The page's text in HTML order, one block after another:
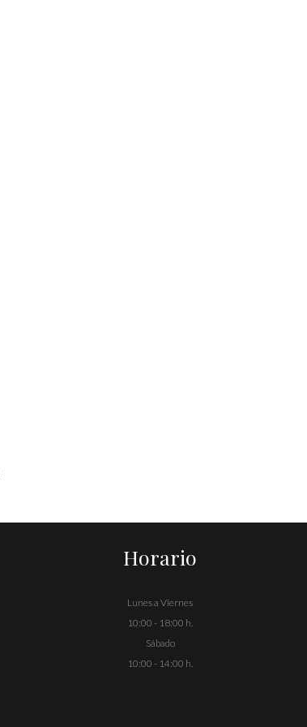
Horario
Lunes a Viernes
10:00 - 18:00 h.
Sábado
10:00 - 14:00 h.